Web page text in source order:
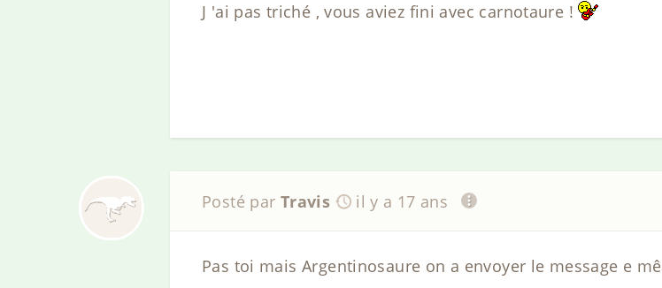
J 'ai pas triché , vous aviez fini avec carnotaure !
Posté par Travis il y a 17 ans
Pas toi mais Argentinosaure on a envoyer le message e